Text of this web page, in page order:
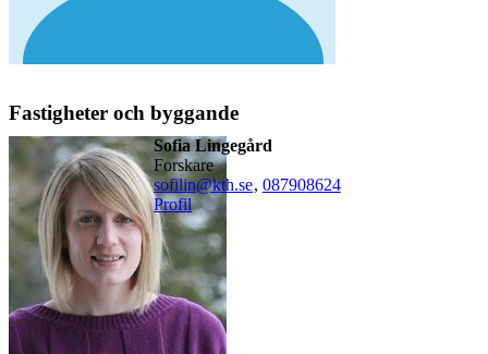
Fastigheter och byggande
Sofia Lingegård
forskare
sofilin@kth.se, 087908624
Profil